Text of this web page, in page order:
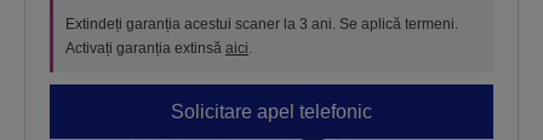
Extindeți garanția acestui scaner la 3 ani. Se aplică termeni.
Activați garanția extinsă aici.
Solicitare apel telefonic